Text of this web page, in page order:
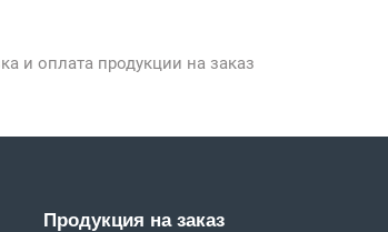
и оплата продукции на заказ
Продукция на заказ